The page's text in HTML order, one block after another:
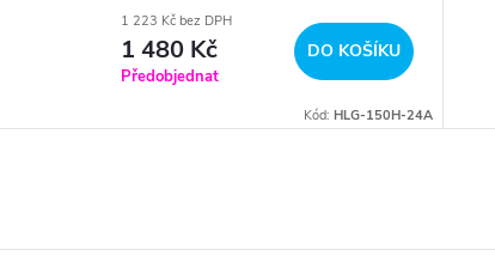
1 223 Kč bez DPH
1 480 Kč
Předobjednat
DO KOŠÍKU
Kód: HLG-150H-24A